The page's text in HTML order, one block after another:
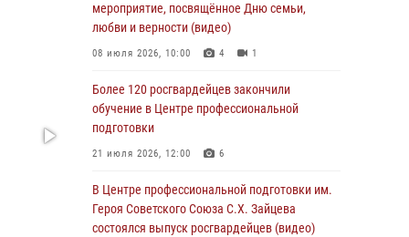
06 августа 2026, 08:30 1
Столичные росгвардейцы задержали
конторе (Видео)
05 августа 2026, 12:39 1
Московские росгвардейцы обеспечили
Кубка России (Видео)
05 августа 2026, 12:35 1
мероприятие, посвящённое Дню семьи,
любви и верности (видео)
08 июля 2026, 10:00 4 1
Более 120 росгвардейцев закончили
обучение в Центре профессиональной
подготовки
21 июля 2026, 12:00 6
В Центре профессиональной подготовки им.
Героя Советского Союза С.Х. Зайцева
состоялся выпуск росгвардейцев (видео)